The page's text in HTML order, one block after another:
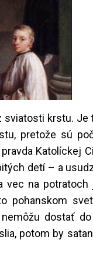
sviatosti krstu. Je
pretože sú
Katolíckej
detí – a
vec na
pohanskom
dostať do
potom by